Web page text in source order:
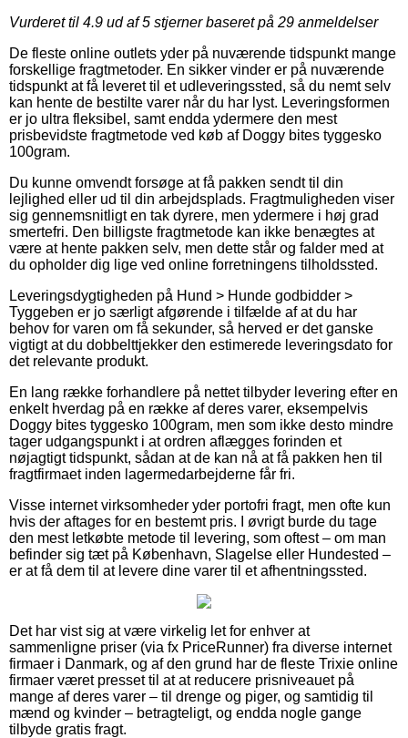
Vurderet til 4.9 ud af 5 stjerner baseret på 29 anmeldelser
De fleste online outlets yder på nuværende tidspunkt mange
forskellige fragtmetoder. En sikker vinder er på nuværende
tidspunkt at få leveret til et udleveringssted, så du nemt selv
kan hente de bestilte varer når du har lyst. Leveringsformen
er jo ultra fleksibel, samt endda ydermere den mest
prisbevidste fragtmetode ved køb af Doggy bites tyggesko
100gram.
Du kunne omvendt forsøge at få pakken sendt til din
lejlighed eller ud til din arbejdsplads. Fragtmuligheden viser
sig gennemsnitligt en tak dyrere, men ydermere i høj grad
smertefri. Den billigste fragtmetode kan ikke benægtes at
være at hente pakken selv, men dette står og falder med at
du opholder dig lige ved online forretningens tilholdssted.
Leveringsdygtigheden på Hund > Hunde godbidder >
Tyggeben er jo særligt afgørende i tilfælde af at du har
behov for varen om få sekunder, så herved er det ganske
vigtigt at du dobbelttjekker den estimerede leveringsdato for
det relevante produkt.
En lang række forhandlere på nettet tilbyder levering efter en
enkelt hverdag på en række af deres varer, eksempelvis
Doggy bites tyggesko 100gram, men som ikke desto mindre
tager udgangspunkt i at ordren aflægges forinden et
nøjagtigt tidspunkt, sådan at de kan nå at få pakken hen til
fragtfirmaet inden lagermedarbejderne får fri.
Visse internet virksomheder yder portofri fragt, men ofte kun
hvis der aftages for en bestemt pris. I øvrigt burde du tage
den mest letkøbte metode til levering, som oftest – om man
befinder sig tæt på København, Slagelse eller Hundested –
er at få dem til at levere dine varer til et afhentningssted.
Det har vist sig at være virkelig let for enhver at
sammenligne priser (via fx PriceRunner) fra diverse internet
firmaer i Danmark, og af den grund har de fleste Trixie online
firmaer været presset til at at reducere prisniveauet på
mange af deres varer – til drenge og piger, og samtidig til
mænd og kvinder – betragteligt, og endda nogle gange
tilbyde gratis fragt.